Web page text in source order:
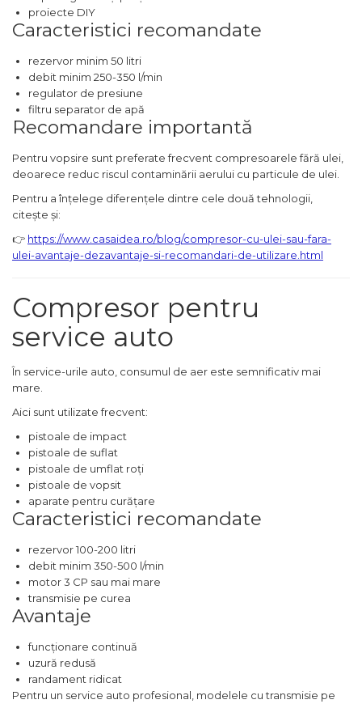
Chingi Auto & Coarde
Elastice
Intretinere & Cosmetica
auto
Scule pentru coloana de
esapament
Scule de Mana
Scule Tamplarie
Accesorii Pentru Taiat,
Gaurit si Slefuit
Baroase
Set Biti
Indoit Tevi
Pile Metalice
Clesti
Scule Electrician
Subler
Topoare & Toporisti
Sarpe Desfundat Tevi
Nivele
Ruleta de Masurat
Amortizoare Hidraulice
Dalta si dornuri
Rigla de Masurat Pentru
Constructii
proiecte DIY
Caracteristici recomandate
rezervor minim 50 litri
debit minim 250-350 l/min
regulator de presiune
filtru separator de apă
Recomandare importantă
Pentru vopsire sunt preferate frecvent compresoarele fără ulei,
deoarece reduc riscul contaminării aerului cu particule de ulei.
Pentru a înțelege diferențele dintre cele două tehnologii,
citește și:
👉 https://www.casaidea.ro/blog/compresor-cu-ulei-sau-fara-
ulei-avantaje-dezavantaje-si-recomandari-de-utilizare.html
Compresor pentru
service auto
În service-urile auto, consumul de aer este semnificativ mai
mare.
Aici sunt utilizate frecvent:
pistoale de impact
pistoale de suflat
pistoale de umflat roți
pistoale de vopsit
aparate pentru curățare
Caracteristici recomandate
rezervor 100-200 litri
debit minim 350-500 l/min
motor 3 CP sau mai mare
transmisie pe curea
Avantaje
funcționare continuă
uzură redusă
randament ridicat
Pentru un service auto profesional, modelele cu transmisie pe